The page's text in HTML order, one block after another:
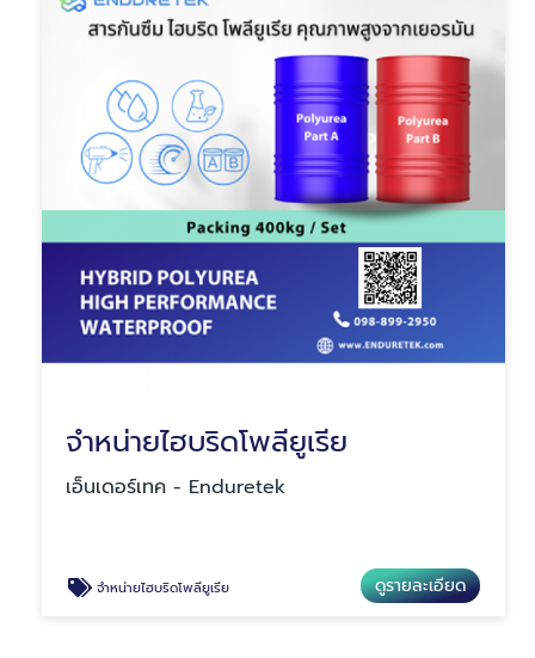
จำหน่ายไฮบริดโพลียูเรีย
เอ็นเดอร์เทค - Enduretek
จำหน่ายไฮบริดโพลียูเรีย ดูรายละเอียด